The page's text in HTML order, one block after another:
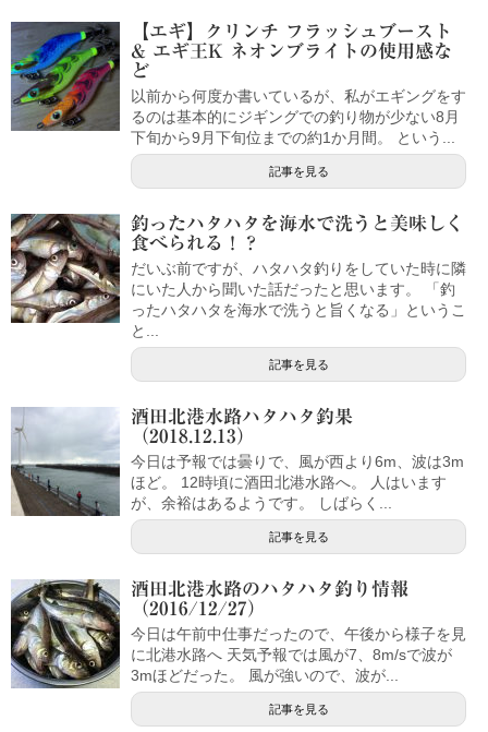
【エギ】クリンチ フラッシュブースト
& エギ王K ネオンブライトの使用感な
ど
以前から何度か書いているが、私がエギングをす
るのは基本的にジギングでの釣り物が少ない8月
下旬から9月下旬位までの約1か月間。 という...
記事を見る
釣ったハタハタを海水で洗うと美味しく
食べられる！？
だいぶ前ですが、ハタハタ釣りをしていた時に隣
にいた人から聞いた話だったと思います。 「釣
ったハタハタを海水で洗うと旨くなる」というこ
と...
記事を見る
酒田北港水路ハタハタ釣果
（2018.12.13）
今日は予報では曇りで、風が西より6m、波は3m
ほど。 12時頃に酒田北港水路へ。 人はいます
が、余裕はあるようです。 しばらく...
記事を見る
酒田北港水路のハタハタ釣り情報
（2016/12/27）
今日は午前中仕事だったので、午後から様子を見
に北港水路へ 天気予報では風が7、8m/sで波が
3mほどだった。 風が強いので、波が...
記事を見る